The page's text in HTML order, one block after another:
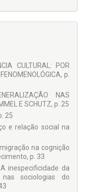
do que atender uma
menoscabo a esse
desta Biblioteca - o
na contramão
tal mister, além de
compromisso social,
de intelectuais,
Conselho Editorial
sua característica
família: "a pesquisa
CULTURAL: POR
p.
NAS
E SCHUTZ, p. 25
25
e relação social na
na cognição
p. 33
inespecificidade da
sociologias do